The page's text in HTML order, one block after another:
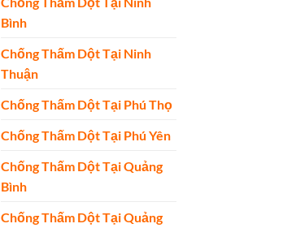
Bình
Chống Thấm Dột Tại Ninh
Thuận
Chống Thấm Dột Tại Phú Thọ
Chống Thấm Dột Tại Phú Yên
Chống Thấm Dột Tại Quảng
Bình
Chống Thấm Dột Tại Quảng